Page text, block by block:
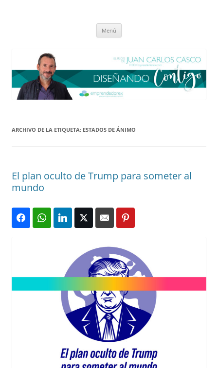
Menú
ARCHIVO DE LA ETIQUETA: ESTADOS DE ÁNIMO
El plan oculto de Trump para someter al
mundo